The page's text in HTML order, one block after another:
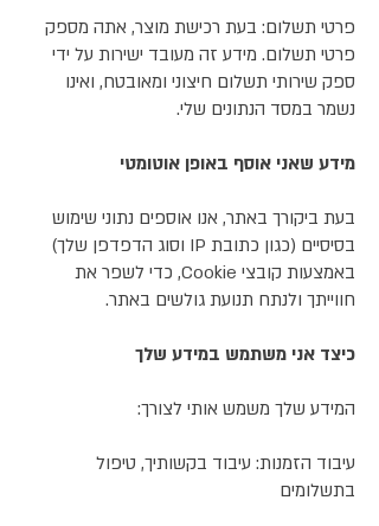
פרטי תשלום: בעת רכישת מוצר, אתה מספק
פרטי תשלום. מידע זה מעובד ישירות על ידי
ספק שירותי תשלום חיצוני ומאובטח, ואינו
נשמר במסד הנתונים שלי.
מידע שאני אוסף באופן אוטומטי
בעת ביקורך באתר, אנו אוספים נתוני שימוש
בסיסיים (כגון כתובת IP וסוג הדפדפן שלך)
באמצעות קובצי Cookie, כדי לשפר את
חווייתך ולנתח תנועת גולשים באתר.
כיצד אני משתמש במידע שלך
המידע שלך משמש אותי לצורך:
עיבוד הזמנות: עיבוד בקשותיך, טיפול
בתשלומים